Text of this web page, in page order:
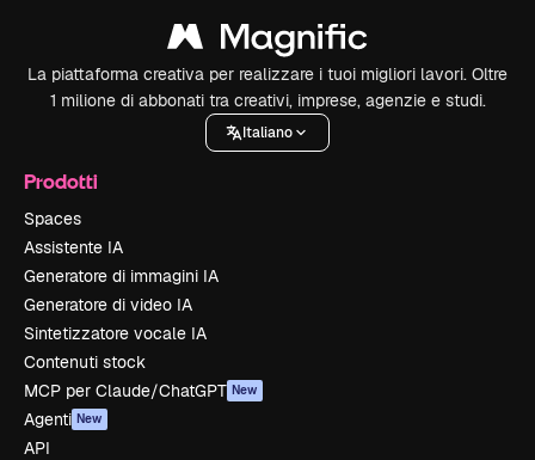
La piattaforma creativa per realizzare i tuoi migliori lavori. Oltre
1 milione di abbonati tra creativi, imprese, agenzie e studi.
Italiano
Prodotti
Spaces
Assistente IA
Generatore di immagini IA
Generatore di video IA
Sintetizzatore vocale IA
Contenuti stock
MCP per Claude/ChatGPT New
Agenti New
API